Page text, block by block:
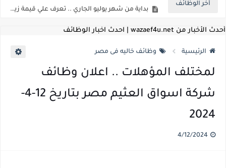
أخر الوظائف بداية من شهر يوليو الجاري .. تعرف علي قيمة زيادة المرتبات والحد الادني للأجور لجميع الدرجات بعد النشر بالجريدة الرسمية
اعلان وظائف وزارة التعليم العالي " جامعة سمنود " للمؤهلات العليا والمتوسطة والدبلومات والعمال والفنيين والتقديم حتي 9 يوليو 2026
أحدث الأخبار من wazaef4u.net | احدث اخبار الوظائف
الرئيسية وظائف خاليه فى مصر
لمختلف المؤهلات .. اعلان وظائف
شركة اسواق العثيم مصر بتاريخ 12-4-
2024